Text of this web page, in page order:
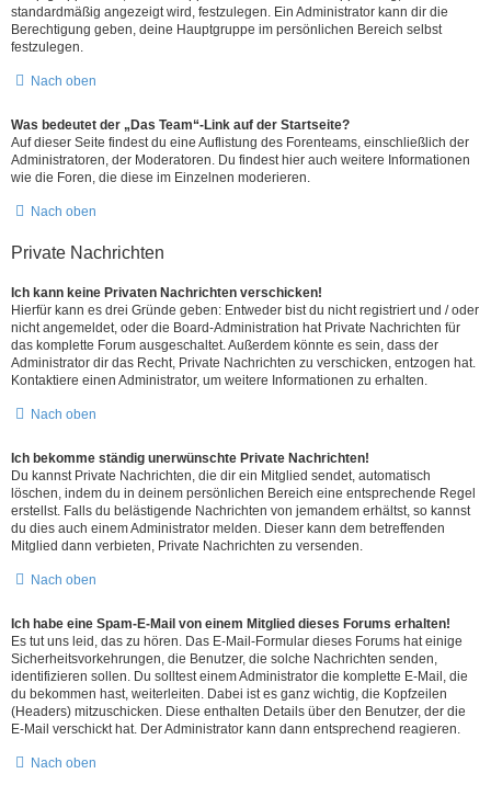
standardmäßig angezeigt wird, festzulegen. Ein Administrator kann dir die
Berechtigung geben, deine Hauptgruppe im persönlichen Bereich selbst
festzulegen.
Nach oben
Was bedeutet der „Das Team“-Link auf der Startseite?
Auf dieser Seite findest du eine Auflistung des Forenteams, einschließlich der
Administratoren, der Moderatoren. Du findest hier auch weitere Informationen
wie die Foren, die diese im Einzelnen moderieren.
Nach oben
Private Nachrichten
Ich kann keine Privaten Nachrichten verschicken!
Hierfür kann es drei Gründe geben: Entweder bist du nicht registriert und / oder
nicht angemeldet, oder die Board-Administration hat Private Nachrichten für
das komplette Forum ausgeschaltet. Außerdem könnte es sein, dass der
Administrator dir das Recht, Private Nachrichten zu verschicken, entzogen hat.
Kontaktiere einen Administrator, um weitere Informationen zu erhalten.
Nach oben
Ich bekomme ständig unerwünschte Private Nachrichten!
Du kannst Private Nachrichten, die dir ein Mitglied sendet, automatisch
löschen, indem du in deinem persönlichen Bereich eine entsprechende Regel
erstellst. Falls du belästigende Nachrichten von jemandem erhältst, so kannst
du dies auch einem Administrator melden. Dieser kann dem betreffenden
Mitglied dann verbieten, Private Nachrichten zu versenden.
Nach oben
Ich habe eine Spam-E-Mail von einem Mitglied dieses Forums erhalten!
Es tut uns leid, das zu hören. Das E-Mail-Formular dieses Forums hat einige
Sicherheitsvorkehrungen, die Benutzer, die solche Nachrichten senden,
identifizieren sollen. Du solltest einem Administrator die komplette E-Mail, die
du bekommen hast, weiterleiten. Dabei ist es ganz wichtig, die Kopfzeilen
(Headers) mitzuschicken. Diese enthalten Details über den Benutzer, der die
E-Mail verschickt hat. Der Administrator kann dann entsprechend reagieren.
Nach oben